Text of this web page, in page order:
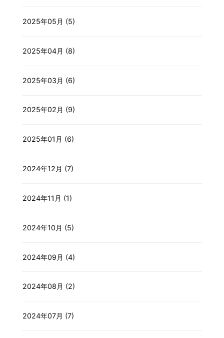
2025年05月 (5)
2025年04月 (8)
2025年03月 (6)
2025年02月 (9)
2025年01月 (6)
2024年12月 (7)
2024年11月 (1)
2024年10月 (5)
2024年09月 (4)
2024年08月 (2)
2024年07月 (7)